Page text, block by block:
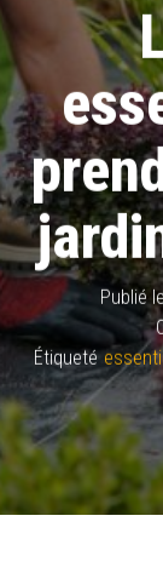
Publié
Étiqueté